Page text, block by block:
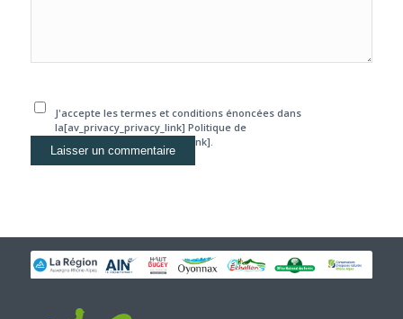
J'accepte les termes et conditions énoncées dans
la[av_privacy_privacy_link] Politique de
confidentialité[/av_privacy_link].